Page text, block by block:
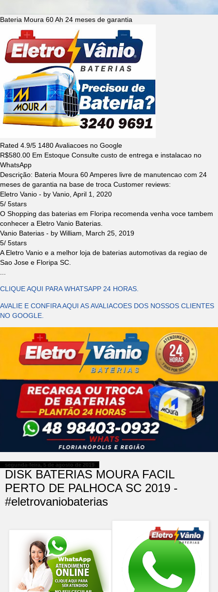
Bateria Moura 60 Ah 24 meses de garantia
Rated 4.9/5 1480Avaliacoes no Google
R$580.00 Em Estoque Consulte custo de entrega e instalacao no
WhatsApp
Descrição: Bateria Moura 60 Amperes livre de manutencao com 24
meses de garantia na base de troca Customer reviews:
Eletro Vanio - by Vanio April 1, 2020
5/ 5stars
O Shopping das baterias em Floripa recomenda venha voce tambem
conhecer a Eletro Vanio Baterias.
Vanio Baterias - by William
March 25, 2019
5/ 5stars
A Eletro Vanio e a melhor loja de baterias automotivas da regiao de
Sao Jose e Floripa SC.
CLIQUE AQUI PARA WHATSAPP 24 HORAS.
AVALIE E CONFIRA AQUI AS AVALIACOES DOS NOSSOS CLIENTES
NO GOOGLE.
segunda-feira, 5 de agosto de 2019
DISK BATERIAS MOURA FACIL
PERTO DE PALHOCA SC 2019 -
#eletrovaniobaterias